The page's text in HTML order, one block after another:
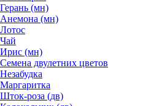
Герань (мн)
Анемона (мн)
Лотос
Чай
Ирис (мн)
Семена двулетних цветов
Незабудка
Маргаритка
Шток-роза (дв)